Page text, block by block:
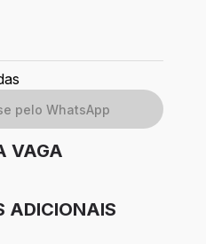
pelo WhatsApp
VAGA
ADICIONAIS